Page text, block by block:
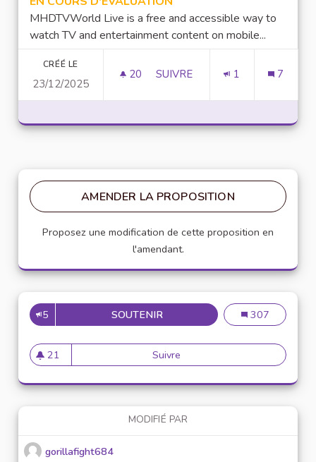
MHDTVWorld Live is a free and accessible way to
watch TV and entertainment content on mobile...
CRÉÉ LE
23/12/2025
20 20 ABONNÉS
SUIVRE 1 7
AMENDER LA PROPOSITION
Proposez une modification de cette proposition en
l'amendant.
5 SOUTENIRPROPOSER UNE NEWSLETER
Proposer une
307
21
21 abonnés
Suivre Proposer une newsleter sur
MODIFIÉ PAR
gorillafight684